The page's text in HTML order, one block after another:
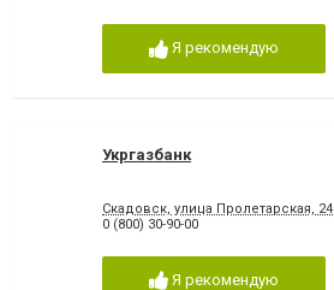
Я рекомендую
Укргазбанк
Скадовск, улица Пролетарская, 24
0 (800) 30-90-00
Я рекомендую